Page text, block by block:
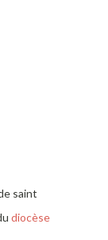
saint
diocèse